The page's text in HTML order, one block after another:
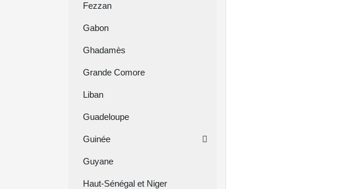
Fezzan
Gabon
Ghadamès
Grande Comore
Liban
Guadeloupe
Guinée
Guyane
Haut-Sénégal et Niger